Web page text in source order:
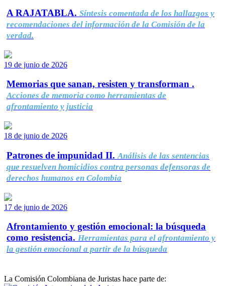
A RAJATABLA. Síntesis comentada de los hallazgos y
recomendaciones del información de la Comisión de la
verdad.
19 de junio de 2026
Memorias que sanan, resisten y transforman .
Acciones de memoria como herramientas de
afrontamiento y justicia
18 de junio de 2026
Patrones de impunidad II. Análisis de las sentencias
que resuelven homicidios contra personas defensoras de
derechos humanos en Colombia
17 de junio de 2026
Afrontamiento y gestión emocional: la búsqueda
como resistencia. Herramientas para el afrontamiento y
la gestión emocional a partir de la búsqueda
La Comisión Colombiana de Juristas hace parte de: